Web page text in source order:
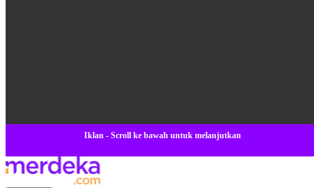
Iklan - Scroll ke bawah untuk melanjutkan